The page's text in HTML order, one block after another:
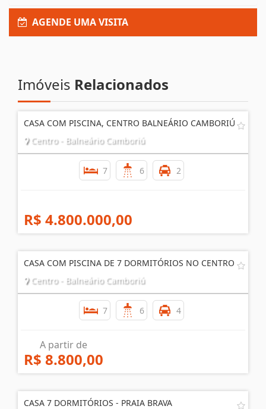
AGENDE UMA VISITA
Imóveis Relacionados
CASA COM PISCINA, CENTRO BALNEÁRIO CAMBORIÚ
Centro - Balneário Camboriú
7 6 2
R$ 4.800.000,00
CASA COM PISCINA DE 7 DORMITÓRIOS NO CENTRO
Centro - Balneário Camboriú
7 6 4
A partir de
R$ 8.800,00
CASA 7 DORMITÓRIOS - PRAIA BRAVA